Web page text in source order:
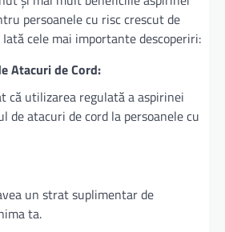
persoanele cu risc crescut de
cele mai importante descoperiri:
Atacuri de Cord:
că utilizarea regulată a aspirinei
de atacuri de cord la persoanele cu
un strat suplimentar de
ta.